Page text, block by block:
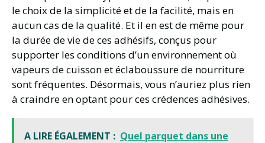
le choix de la simplicité et de la facilité, mais en
aucun cas de la qualité. Et il en est de même pour
la durée de vie de ces adhésifs, conçus pour
supporter les conditions d’un environnement où
vapeurs de cuisson et éclaboussure de nourriture
sont fréquentes. Désormais, vous n’auriez plus rien
à craindre en optant pour ces crédences adhésives.
A LIRE ÉGALEMENT : Quel parquet dans une